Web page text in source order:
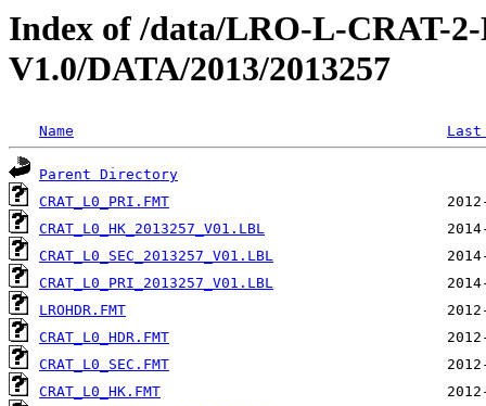
Index of /data/LRO-L-CRAT-
V1.0/DATA/2013/2013257
Name
Parent Directory
CRAT_L0_PRI.FMT
CRAT_L0_HK_2013257_V01.LBL
CRAT_L0_SEC_2013257_V01.LBL
CRAT_L0_PRI_2013257_V01.LBL
LROHDR.FMT
CRAT_L0_HDR.FMT
CRAT_L0_SEC.FMT
CRAT_L0_HK.FMT